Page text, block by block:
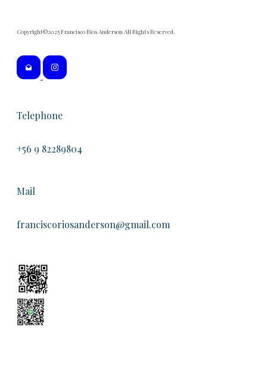
Copyright©2025 Francisco Rios Anderson All Rights Reserved.
Telephone
+56 9 82289804
Mail
franciscoriosanderson@gmail.com